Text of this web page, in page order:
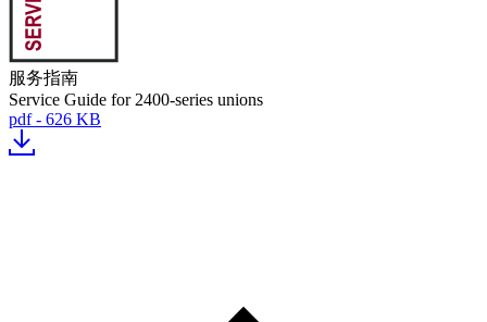
服务指南
Service Guide for 2400-series unions
pdf - 626 KB